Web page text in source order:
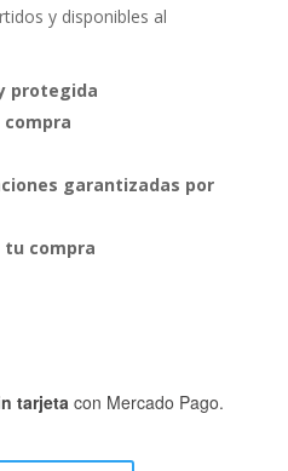
y disponibles al
protegida
compra
garantizadas por
compra
tarjeta con Mercado Pago.